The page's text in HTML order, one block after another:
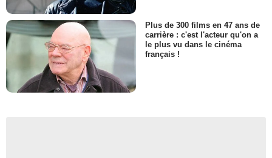
Plus de 300 films en 47 ans de
carrière : c'est l'acteur qu'on a
le plus vu dans le cinéma
français !